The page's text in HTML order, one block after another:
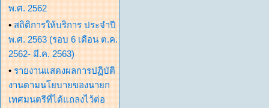
พ.ศ. 2562
• สถิติการให้บริการ ประจำปี
พ.ศ. 2563 (รอบ 6 เดือน ต.ค.
2562- มี.ค. 2563)
• รายงานแสดงผลการปฏิบัติ
งานตามนโยบายของนายก
เทศมนตรีที่ได้แถลงไว้ต่อ